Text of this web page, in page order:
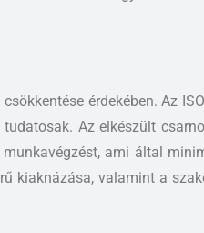
érdekében. Az
Az elkészült
ami által
kiaknázása, valamint a